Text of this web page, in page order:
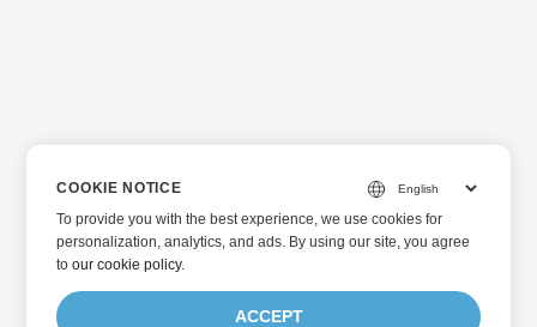
COOKIE NOTICE
To provide you with the best experience, we use cookies for
personalization, analytics, and ads. By using our site, you agree
toour cookie policy.
ACCEPT